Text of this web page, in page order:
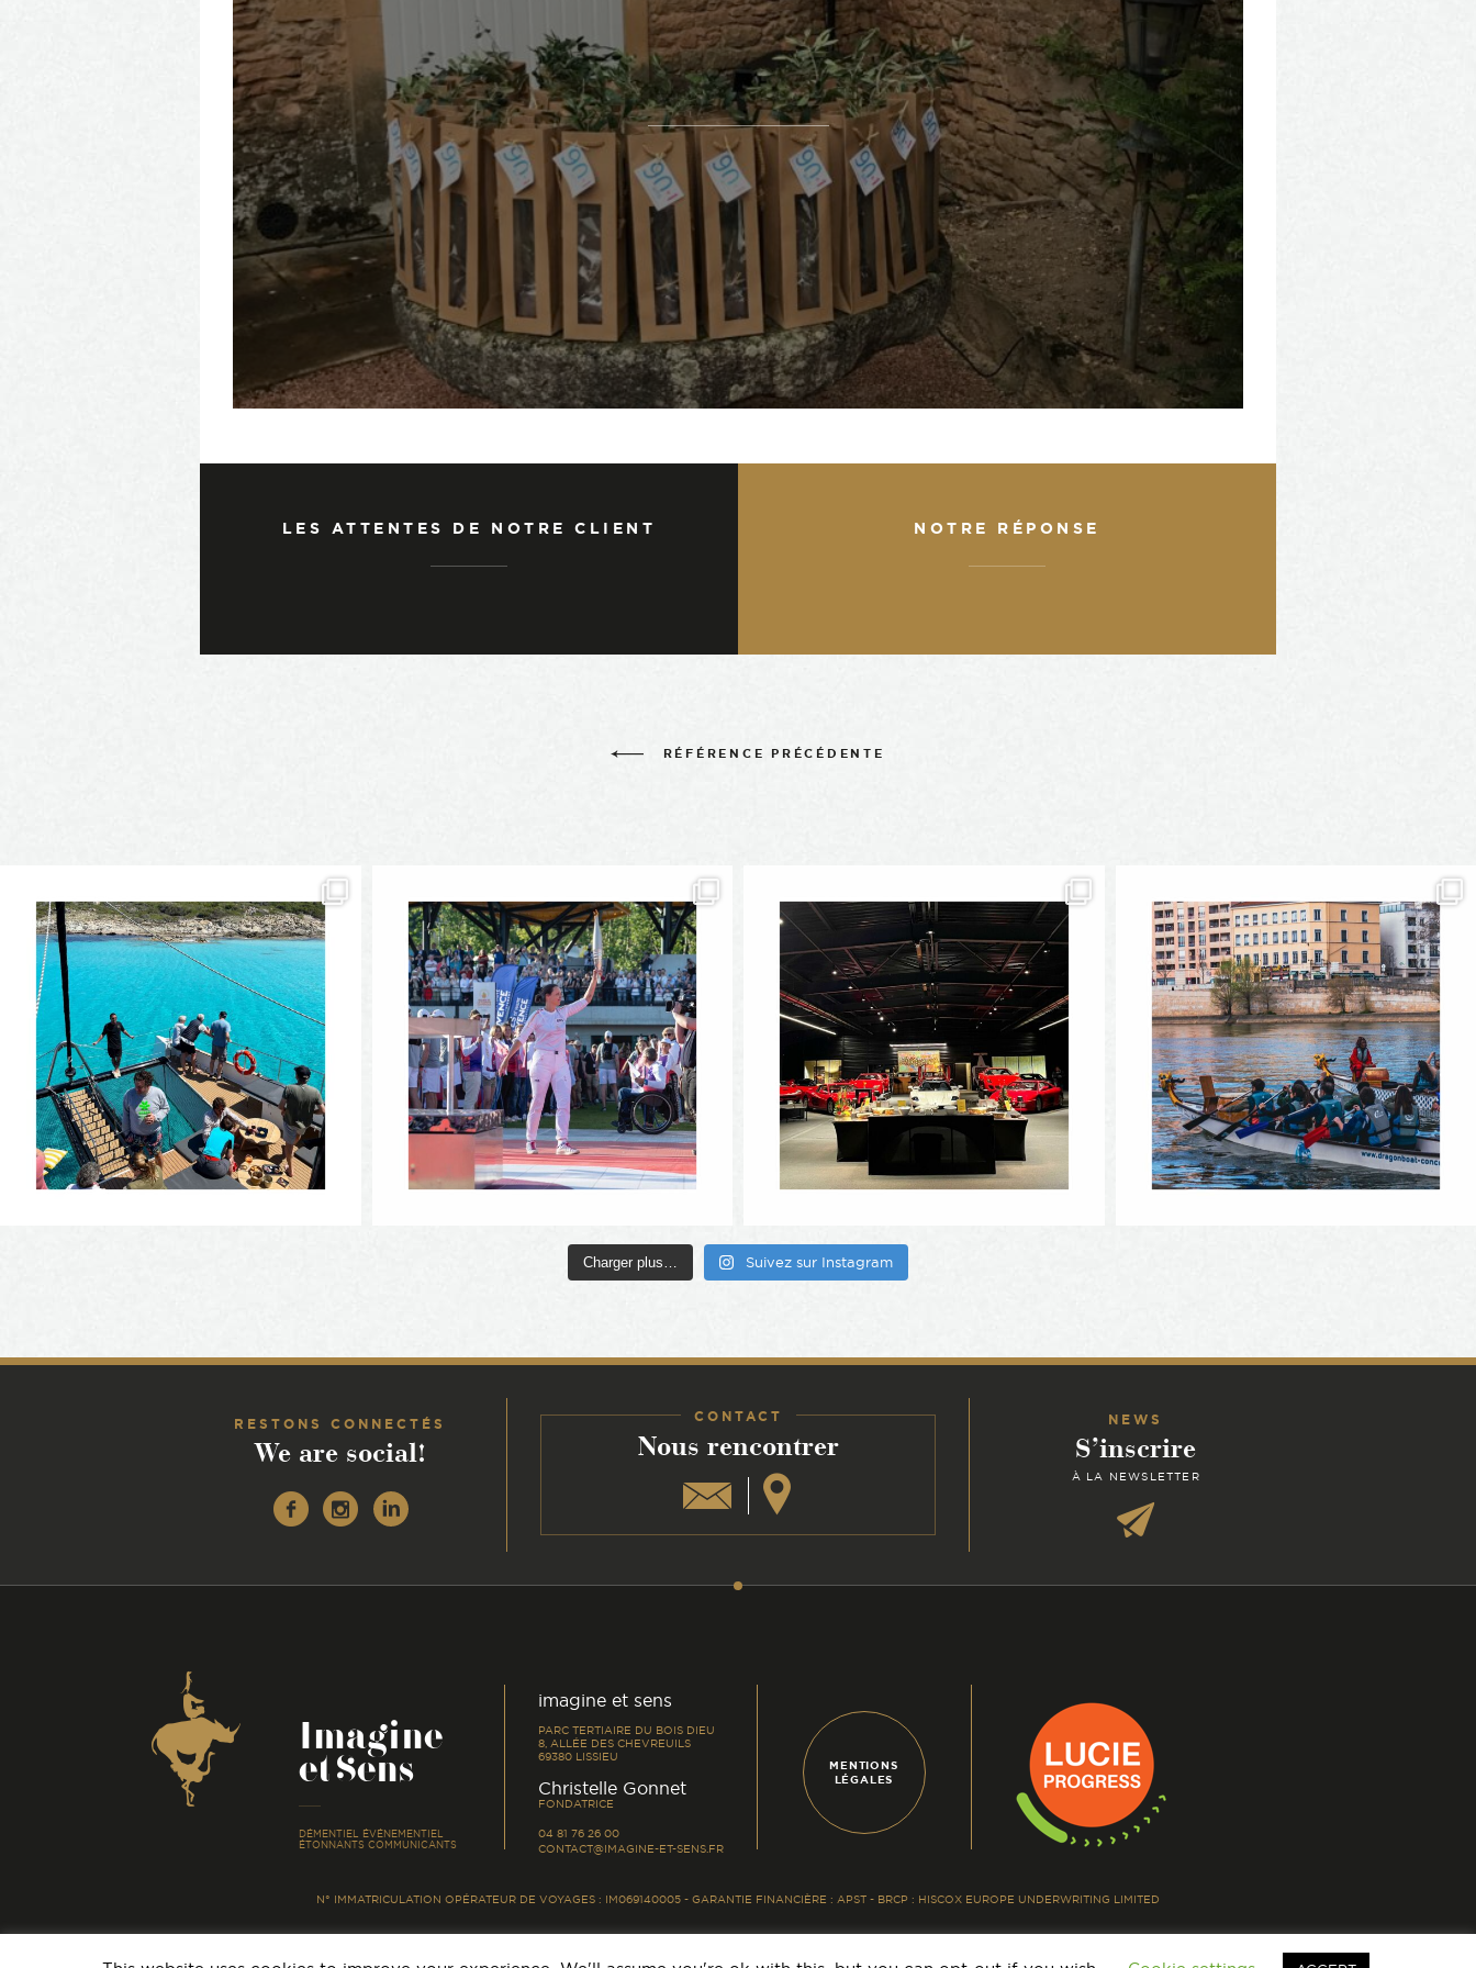
LES ATTENTES DE NOTRE CLIENT NOTRE RÉPONSE
RÉFÉRENCE PRÉCÉDENTE
Charger plus… Suivez sur Instagram
RESTONS CONNECTÉS
We are social!
Instagram
Linkedin
CONTACT
Nous rencontrer
NEWS
S’inscrire
À LA NEWSLETTER
Coordonnées
Imagine
et Sens
DÉMENTIEL ÉVÉNEMENTIEL
ÉTONNANTS COMMUNICANTS
imagine et sens
PARC TERTIAIRE DU BOIS DIEU
8, ALLÉE DES CHEVREUILS
69380 LISSIEU
Christelle Gonnet-
FONDATRICE
04 81 76 26 00
CONTACT@IMAGINE-ET-SENS.FR
MENTIONS
LÉGALES
N° IMMATRICULATION OPÉRATEUR DE VOYAGES : IM069140005 - GARANTIE FINANCIÈRE : APST - BRCP : HISCOX EUROPE UNDERWRITING LIMITED